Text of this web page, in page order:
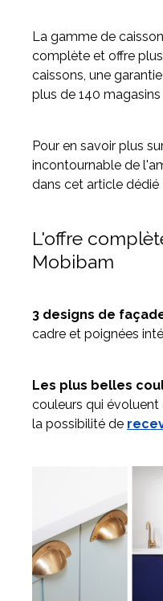
La gamme de
complète et offre
caissons, une
plus de 140
Pour en savoir plus
incontournable de
dans cet article dédié
L'offre
Mobibam
3 designs de
cadre et poignées
Les plus belles
couleurs qui
la possibilité de